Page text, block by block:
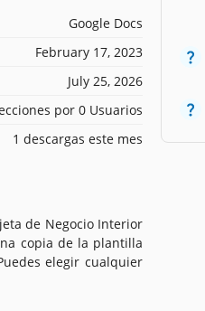
Google Docs
February 17, 2023
July 25, 2026
por 0 Usuarios
1 descargas este mes
de Negocio Interior
copia de la plantilla
elegir cualquier